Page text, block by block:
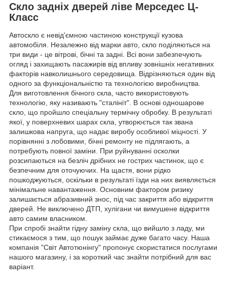
Скло задніх дверей ліве Мерседес Ц-
Класс
Автоскло є невід'ємною частиною конструкції кузова
автомобіля. Незалежно від марки авто, скло поділяються на
три види - це вітрові, бічні та задні. Всі вони забезпечують
огляд і захищають пасажирів від впливу зовнішніх негативних
факторів навколишнього середовища. Відрізняються один від
одного за функціональністю та технологією виробництва.
Для виготовлення бічного скла, часто використовують
технологію, яку називають "сталініт". В основі одношарове
скло, що пройшло спеціальну термічну обробку. В результаті
якої, у поверхневих шарах скла, утворюється так звана
залишкова напруга, що надає виробу особливої міцності. У
порівнянні з лобовими, бічні ремонту не підлягають, а
потребують повної заміни. При руйнуванні осколки
розсипаються на безліч дрібних не гострих частинок, що є
безпечним для оточуючих. На щастя, вони рідко
пошкоджуються, оскільки в результаті їзди на них виявляється
мінімальне навантаження. Основним фактором ризику
залишається абразивний знос, під час закриття або відкриття
дверей. Не виключено ДТП, хулігани чи вимушене відкриття
авто самим власником.
При спробі знайти гідну заміну скла, що вийшло з ладу, ми
стикаємося з тим, що пошук займає дуже багато часу. Наша
компанія "Світ Автотюнінгу" пропонує скористатися послугами
нашого магазину, і за короткий час знайти потрібний для вас
варіант.